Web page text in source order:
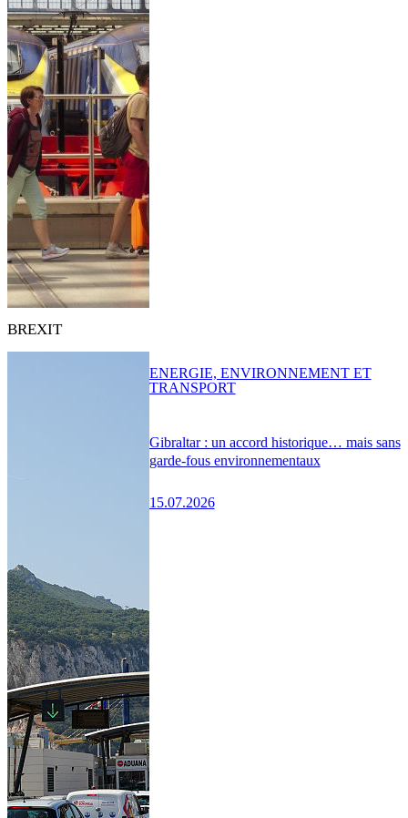
BREXIT
Gibraltar : un accord historique… mais sans
garde-fous environnementaux
15.07.2026
ENERGIE, ENVIRONNEMENT ET
TRANSPORT